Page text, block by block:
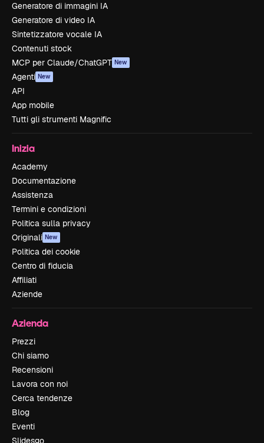
Generatore di immagini IA
Generatore di video IA
Sintetizzatore vocale IA
Contenuti stock
MCP per Claude/ChatGPT New
Agenti New
API
App mobile
Tutti gli strumenti Magnific
Inizia
Academy
Documentazione
Assistenza
Termini e condizioni
Politica sulla privacy
Originali New
Politica dei cookie
Centro di fiducia
Affiliati
Aziende
Azienda
Prezzi
Chi siamo
Recensioni
Lavora con noi
Cerca tendenze
Blog
Eventi
Slidesgo